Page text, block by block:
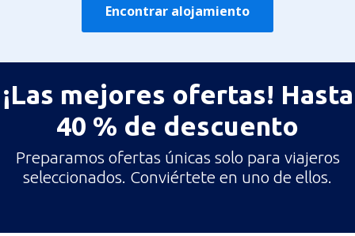
Encontrar alojamiento
¡Las mejores ofertas! Hasta
40 % de descuento
Preparamos ofertas únicas solo para viajeros
seleccionados. Conviértete en uno de ellos.